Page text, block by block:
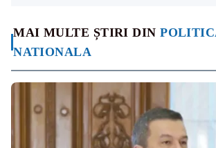
MAI MULTE ȘTIRI DIN
NATIONALA